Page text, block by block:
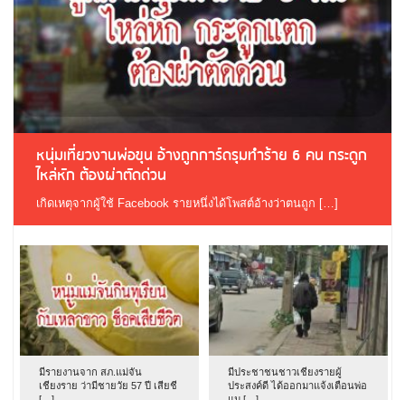
หนุ่มเที่ยวงานพ่อขุน อ้างถูกการ์ดรุมทำร้าย 6 คน กระดูก
ไหล่หัก ต้องผ่าตัดด่วน
เกิดเหตุจากผู้ใช้ Facebook รายหนึ่งได้โพสต์อ้างว่าตนถูก […]
มีรายงานจาก สภ.แม่จัน
เชียงราย ว่ามีชายวัย 57 ปี เสียชี
มีประชาชนชาวเชียงรายผู้
ประสงค์ดี ได้ออกมาแจ้งเตือนพ่อ